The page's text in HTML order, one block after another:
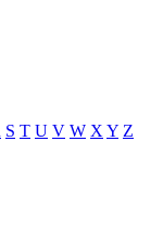
S T U V W X Y Z